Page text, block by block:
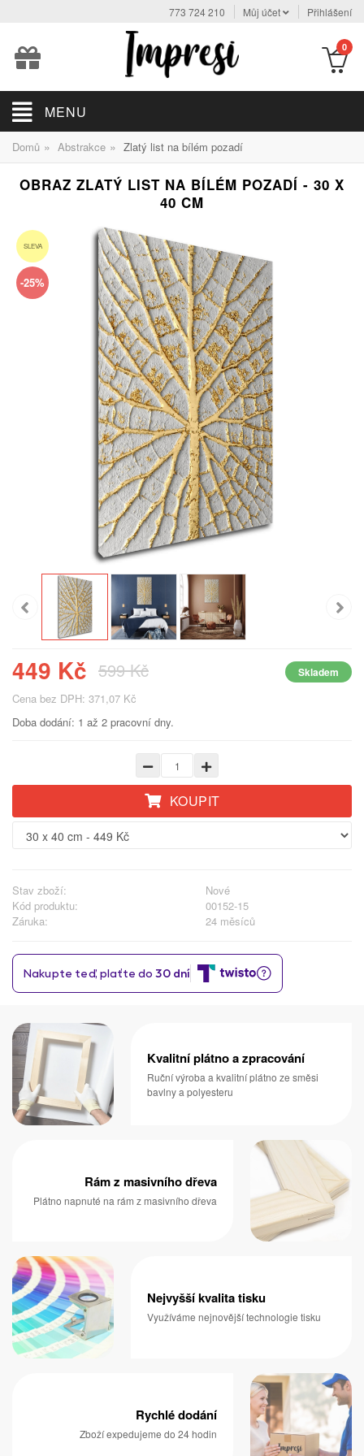
773 724 210 Můj účet Přihlášení
0
MENU
Domů » Abstrakce » Zlatý list na bílém pozadí
OBRAZ ZLATÝ LIST NA BÍLÉM POZADÍ - 30 X
40 CM
SLEVA
-25%
449 Kč 599 Kč Skladem
Cena bez DPH: 371,07 Kč
Doba dodání: 1 až 2 pracovní dny.
KOUPIT
Stav zboží:
Nové
Kód produktu:
00152-15
Záruka:
24 měsíců
Kvalitní plátno a zpracování
Ruční výroba a kvalitní plátno ze směsi
bavlny a polyesteru
Rám z masivního dřeva
Plátno napnuté na rám z masivního dřeva
Nejvyšší kvalita tisku
Využíváme nejnovější technologie tisku
Rychlé dodání
Zboží expedujeme do 24 hodin